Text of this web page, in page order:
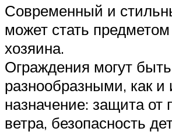
Современный и
может стать предметом
хозяина.
Ограждения могут
разнообразными, как и
назначение: защита от
ветра, безопасность